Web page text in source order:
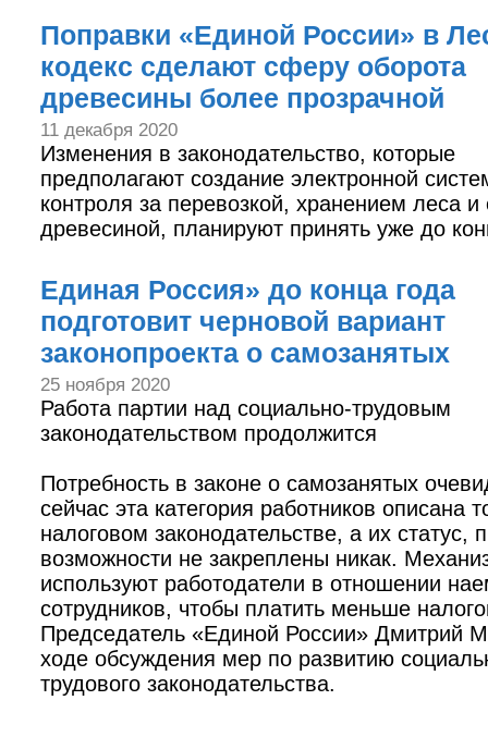
Поправки «Единой России» в
кодекс сделают сферу оборота
древесины более прозрачной
11 декабря 2020
Изменения в законодательство, которые
предполагают создание электронной
контроля за перевозкой, хранением леса и
древесиной, планируют принять уже до
Единая Россия» до конца года
подготовит черновой вариант
законопроекта о самозанятых
25 ноября 2020
Работа партии над социально-трудовым
законодательством продолжится
Потребность в законе о самозанятых
сейчас эта категория работников описана
налоговом законодательстве, а их статус,
возможности не закреплены никак.
используют работодатели в отношении
сотрудников, чтобы платить меньше
Председатель «Единой России» Дмитрий
ходе обсуждения мер по развитию
трудового законодательства.